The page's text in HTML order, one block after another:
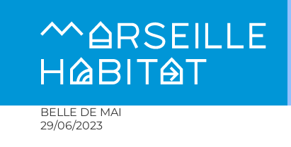
BELLE DE MAI
29/06/2023